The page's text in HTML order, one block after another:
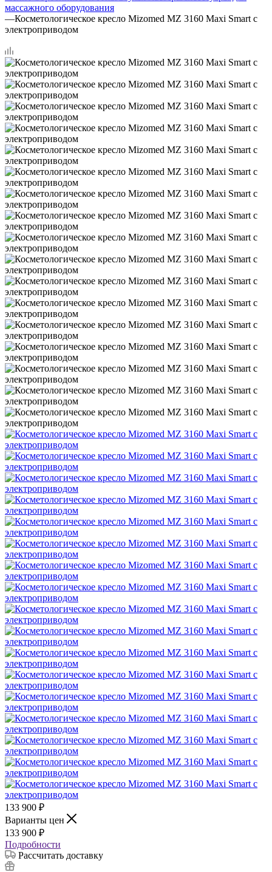
массажного оборудования
—Косметологическое кресло Mizomed MZ 3160 Maxi Smart с
электроприводом
133 900 ₽
Варианты цен
133 900 ₽
Подробности
Рассчитать доставку